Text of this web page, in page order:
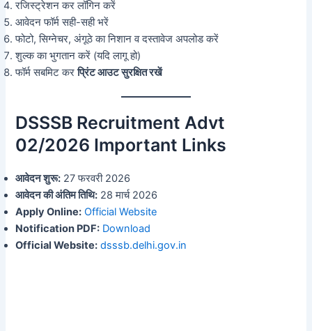
रजिस्ट्रेशन कर लॉगिन करें
आवेदन फॉर्म सही-सही भरें
फोटो, सिग्नेचर, अंगूठे का निशान व दस्तावेज अपलोड करें
शुल्क का भुगतान करें (यदि लागू हो)
फॉर्म सबमिट करप्रिंट आउट सुरक्षित रखें
DSSSB Recruitment Advt
02/2026 Important Links
आवेदन शुरू: 27 फरवरी 2026
आवेदन की अंतिम तिथि: 28 मार्च 2026
Apply Online: Official Website
Notification PDF: Download
Official Website: dsssb.delhi.gov.in